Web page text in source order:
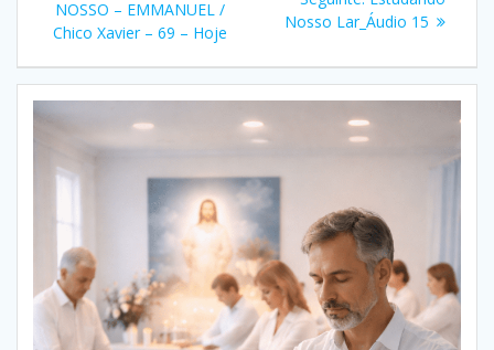
de
Post
anterior:
NOSSO – EMMANUEL /
Chico Xavier – 69 – Hoje
seguinte:
Nosso Lar_Áudio 15